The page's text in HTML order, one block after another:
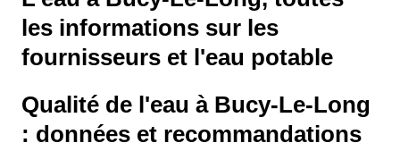
les informations sur les
fournisseurs et l'eau potable
Qualité de l'eau à Bucy-Le-Long
: données et recommandations